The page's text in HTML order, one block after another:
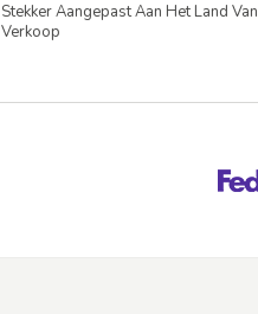
Stekker Aangepast Aan Het Land Van
Verkoop